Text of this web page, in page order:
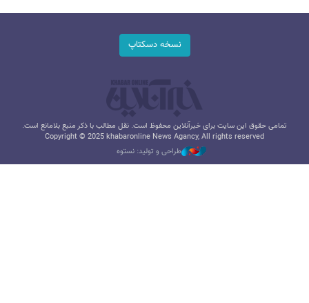
نسخه دسکتاپ
تمامی حقوق این سایت برای خبرآنلاین محفوظ است. نقل مطالب با ذکر منبع بلامانع است.
Copyright © 2025 khabaronline News Agancy, All rights reserved
طراحی و تولید: نستوه